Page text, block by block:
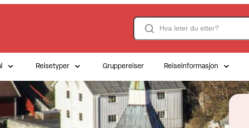
Search
Reisetyper Gruppereiser Reiseinformasjon